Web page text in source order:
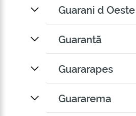
Guarani d Oeste
Guarantã
Guararapes
Guararema